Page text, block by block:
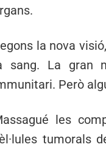
la nova
sang. La gran
Però
les
tumorals